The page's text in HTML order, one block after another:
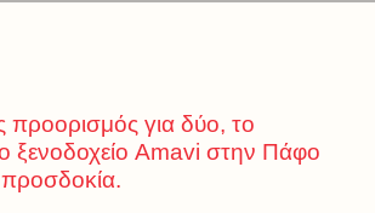
προορισμός για δύο, το
ξενοδοχείο Amavi στην Πάφο